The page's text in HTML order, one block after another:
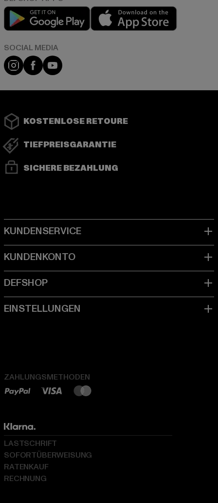
Play market
Instagram
FacebookYouTube
KOSTENLOSE RETOURE
TIEFPREISGARANTIE
SICHERE BEZAHLUNG
ZAHLUNGSMETHODEN
LASTSCHRIFT
SOFORTÜBERWEISUNG
RATENKAUF
RECHNUNG